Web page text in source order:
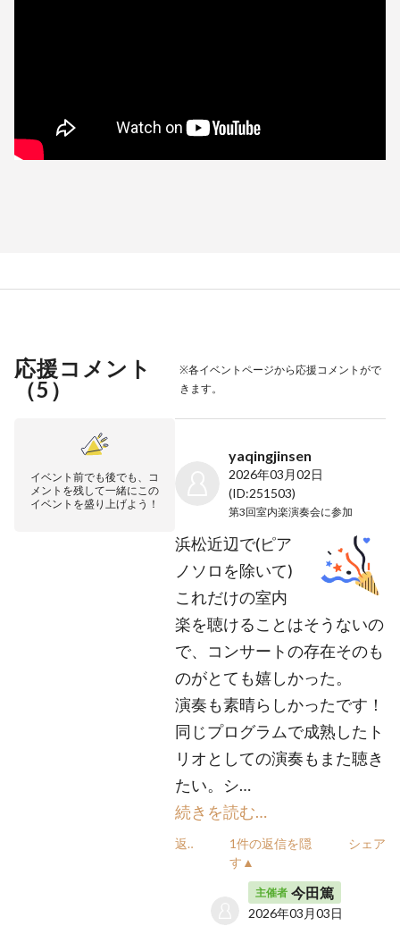
応援コメント
（5 ）
※各イベントページから応援コメントがで
きます。
イベント前でも後でも、コ
メントを残して一緒にこの
イベントを盛り上げよう！
yaqingjinsen
2026年03月02日
(ID:251503)
第3回室内楽演奏会に参加
浜松近辺で(ピア
ノソロを除いて)
これだけの室内
楽を聴けることはそうないの
で、コンサートの存在そのも
のがとても嬉しかった。
演奏も素晴らしかったです！
同じプログラムで成熟したト
リオとしての演奏もまた聴き
たい。シ…
続きを読む…
返信
1件の返信を隠
す▲
シェア
主催者 今田篤
2026年03月03日